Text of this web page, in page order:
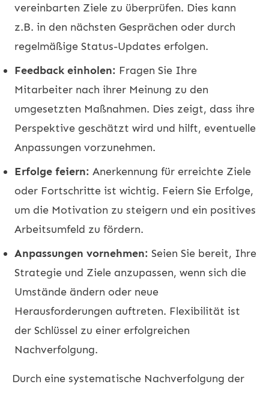
vereinbarten Ziele zu überprüfen. Dies kann
z.B. in den nächsten Gesprächen oder durch
regelmäßige Status-Updates erfolgen.
Feedback einholen: Fragen Sie Ihre
Mitarbeiter nach ihrer Meinung zu den
umgesetzten Maßnahmen. Dies zeigt, dass ihre
Perspektive geschätzt wird und hilft, eventuelle
Anpassungen vorzunehmen.
Erfolge feiern: Anerkennung für erreichte Ziele
oder Fortschritte ist wichtig. Feiern Sie Erfolge,
um die Motivation zu steigern und ein positives
Arbeitsumfeld zu fördern.
Anpassungen vornehmen: Seien Sie bereit, Ihre
Strategie und Ziele anzupassen, wenn sich die
Umstände ändern oder neue
Herausforderungen auftreten. Flexibilität ist
der Schlüssel zu einer erfolgreichen
Nachverfolgung.
Durch eine systematische Nachverfolgung der